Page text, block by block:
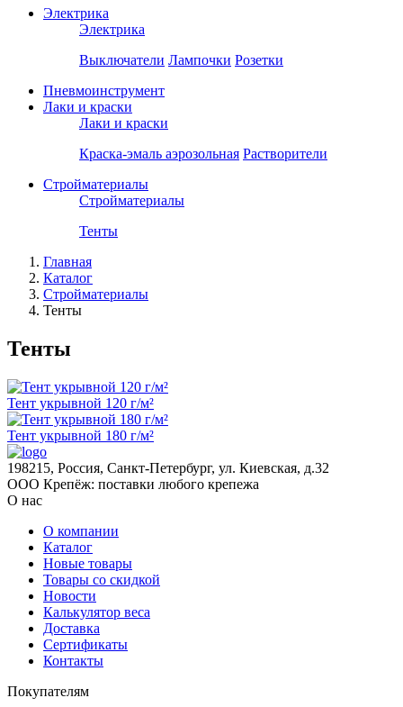
Электрика
Электрика
Выключатели Лампочки Розетки
Пневмоинструмент
Лаки и краски
Лаки и краски
Краска-эмаль аэрозольная Растворители
Стройматериалы
Стройматериалы
Тенты
Главная
Каталог
Стройматериалы
Тенты
Тенты
Тент укрывной 120 г/м²
Тент укрывной 180 г/м²
198215, Россия, Санкт-Петербург, ул. Киевская, д.32
ООО Крепёж: поставки любого крепежа
О нас
О компании
Каталог
Новые товары
Товары со скидкой
Новости
Калькулятор веса
Доставка
Сертификаты
Контакты
Покупателям